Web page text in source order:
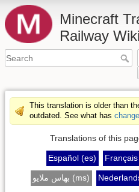
Minecraft
Railway Wiki
This translation is older than
outdated. See what has
Translations of this
Español (es)
بهاس ملايو (ms)